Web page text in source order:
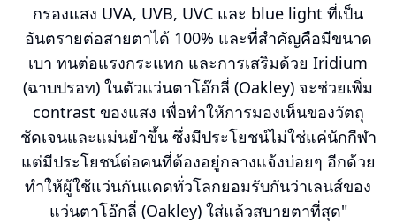
กรองแสง UVA, UVB, UVC และ blue light ที่เป็น
อันตรายต่อสายตาได้ 100% และที่สำคัญคือมีขนาด
เบา ทนต่อแรงกระแทก และการเสริมด้วย Iridium
(ฉาบปรอท) ในตัวแว่นตาโอ๊กลี่ (Oakley) จะช่วยเพิ่ม
contrast ของแสง เพื่อทำให้การมองเห็นของวัตถุ
ชัดเจนและแม่นยำขึ้น ซึ่งมีประโยชน์ไม่ใช่แค่นักกีฬา
แต่มีประโยชน์ต่อคนที่ต้องอยู่กลางแจ้งบ่อยๆ อีกด้วย
ทำให้ผู้ใช้แว่นกันแดดทั่วโลกยอมรับกันว่าเลนส์ของ
แว่นตาโอ๊กลี่ (Oakley) ใส่แล้วสบายตาที่สุด"